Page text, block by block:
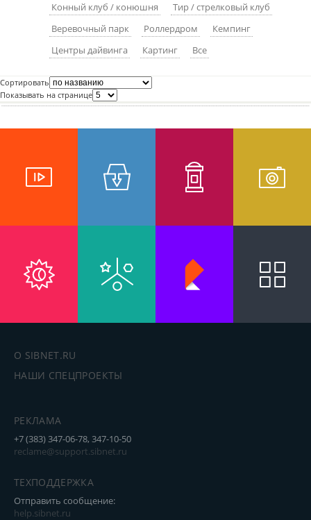
пїЅпїЅпїЅпїЅпїЅпїЅпїЅпїЅпїЅ
пїЅпїЅпїЅ пїЅпїЅпїЅпїЅпїЅ
пїЅпїЅпїЅ пїЅпїЅпїЅпїЅпїЅпїЅ
пїЅпїЅпїЅпїЅпїЅ
Конный клуб / конюшня
Тир / стрелковый клуб
Веревочный парк
Роллердром
Кемпинг
Центры дайвинга
Картинг Все
Сортировать
Показывать на странице
О SIBNET.RU
НАШИ СПЕЦПРОЕКТЫ
РЕКЛАМА
+7 (383) 347-06-78, 347-10-50
reclame@support.sibnet.ru
ТЕХПОДДЕРЖКА
Отправить сообщение:
help.sibnet.ru